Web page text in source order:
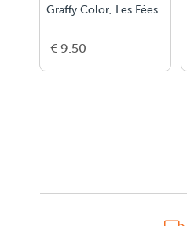
Graffy Color, Les Fées
€ 9.50